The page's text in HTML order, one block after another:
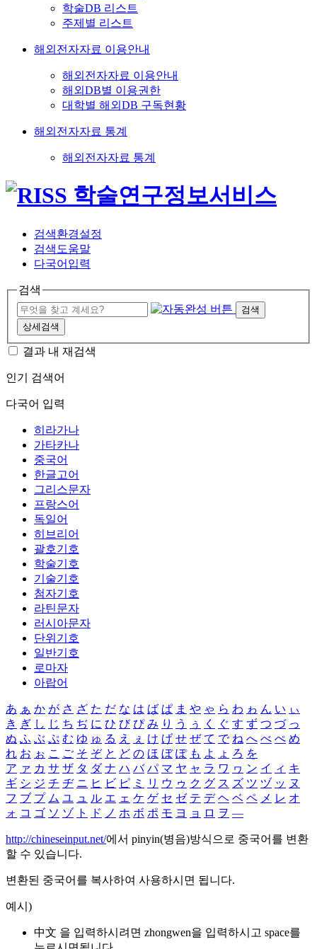
학술DB 리스트
주제별 리스트
해외전자자료 이용안내
해외전자자료 이용안내
해외DB별 이용권한
대학별 해외DB 구독현황
해외전자자료 통계
해외전자자료 통계
검색환경설정
검색도움말
다국어입력
검색
검색
상세검색
결과 내 재검색
인기 검색어
다국어 입력
히라가나
가타카나
중국어
한글고어
그리스문자
프랑스어
독일어
히브리어
괄호기호
학술기호
기술기호
첨자기호
라틴문자
러시아문자
단위기호
일반기호
로마자
아랍어
あ ぁ か が さ ざ た だ な は ば ぱ ま や ゃ ら わ ゎ ん い ぃ
き ぎ し じ ち ぢ に ひ び ぴ み り う ぅ く ぐ す ず つ づ っ
ぬ ふ ぶ ぷ む ゆ ゅ る え ぇ け げ せ ぜ て で ね へ べ ぺ め
れ お ぉ こ ご そ ぞ と ど の ほ ぼ ぽ も よ ょ ろ を
ア ァ カ サ ザ タ ダ ナ ハ バ パ マ ヤ ャ ラ ワ ヮ ン イ ィ キ
ギ シ ジ チ ヂ ニ ヒ ビ ピ ミ リ ウ ゥ ク グ ス ズ ツ ヅ ッ ヌ
フ ブ プ ム ユ ュ ル エ ェ ケ ゲ セ ゼ テ デ ヘ ベ ペ メ レ オ
ォ コ ゴ ソ ゾ ト ド ノ ホ ボ ポ モ ヨ ョ ロ ヲ ―
http://chineseinput.net/에서 pinyin(병음)방식으로 중국어를 변환
할 수 있습니다.
변환된 중국어를 복사하여 사용하시면 됩니다.
예시)
中文 을 입력하시려면 zhongwen을 입력하시고 space를